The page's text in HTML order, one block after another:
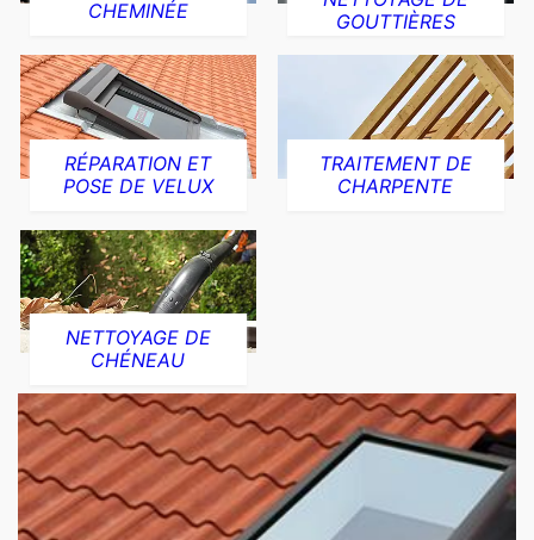
CHEMINÉE
GOUTTIÈRES
RÉPARATION ET
POSE DE VELUX
TRAITEMENT DE
CHARPENTE
NETTOYAGE DE
CHÉNEAU